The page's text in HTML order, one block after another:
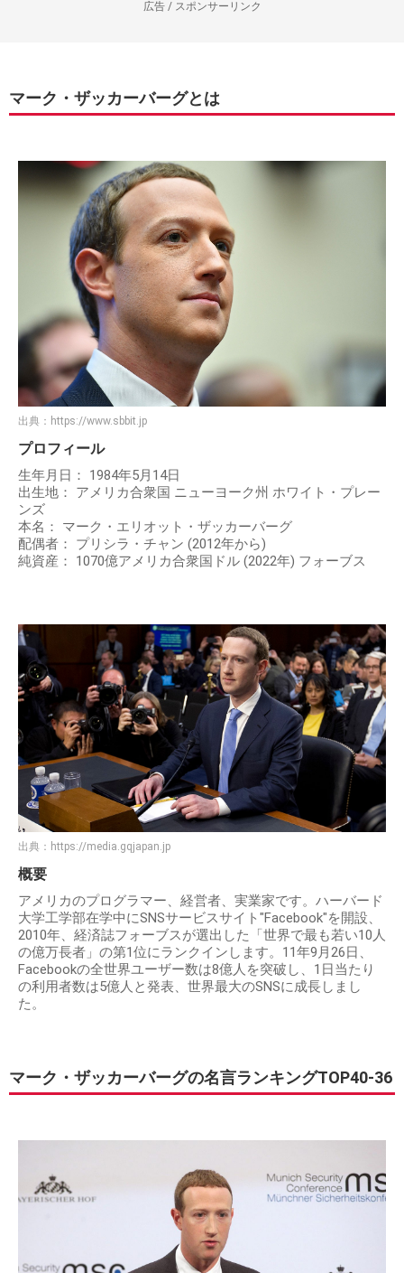
広告 / スポンサーリンク
マーク・ザッカーバーグとは
出典： https://www.sbbit.jp
プロフィール
生年月日： 1984年5月14日
出生地： アメリカ合衆国 ニューヨーク州 ホワイト・プレー
ンズ
本名： マーク・エリオット・ザッカーバーグ
配偶者： プリシラ・チャン (2012年から)
純資産： 1070億アメリカ合衆国ドル (2022年) フォーブス
出典： https://media.gqjapan.jp
概要
アメリカのプログラマー、経営者、実業家です。ハーバード
大学工学部在学中にSNSサービスサイト"Facebook"を開設、
2010年、経済誌フォーブスが選出した「世界で最も若い10人
の億万長者」の第1位にランクインします。11年9月26日、
Facebookの全世界ユーザー数は8億人を突破し、1日当たり
の利用者数は5億人と発表、世界最大のSNSに成長しまし
た。
マーク・ザッカーバーグの名言ランキングTOP40-36